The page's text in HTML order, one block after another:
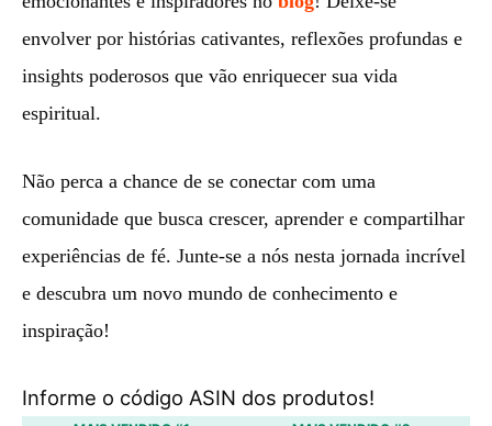
envolver por histórias cativantes, reflexões profundas e
insights poderosos que vão enriquecer sua vida
espiritual.
Não perca a chance de se conectar com uma
comunidade que busca crescer, aprender e compartilhar
experiências de fé. Junte-se a nós nesta jornada incrível
e descubra um novo mundo de conhecimento e
inspiração!
Informe o código ASIN dos produtos!